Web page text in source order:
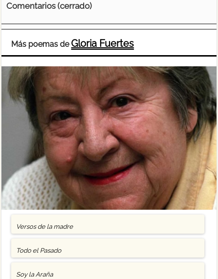
Comentarios (cerrado)
Más poemas deGloria Fuertes
Versos de la madre
Todo el Pasado
Soy la Araña